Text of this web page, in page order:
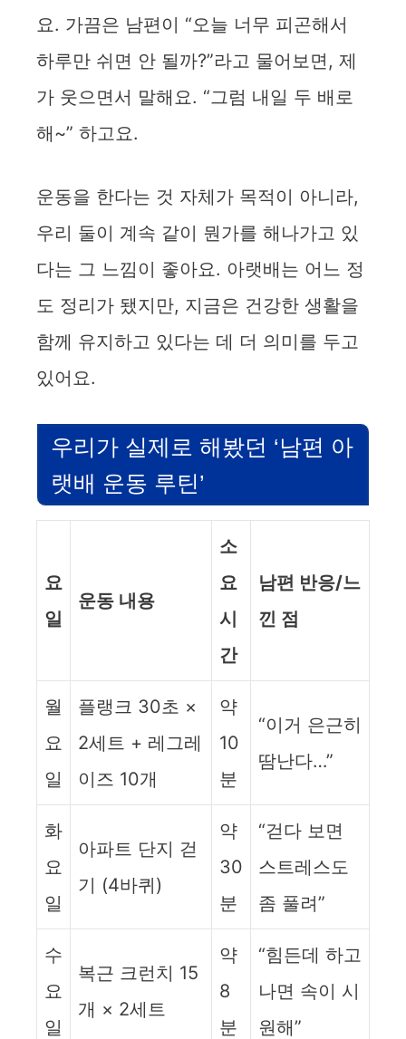
요. 가끔은 남편이 “오늘 너무 피곤해서
하루만 쉬면 안 될까?”라고 물어보면, 제
가 웃으면서 말해요. “그럼 내일 두 배로
해~” 하고요.
운동을 한다는 것 자체가 목적이 아니라,
우리 둘이 계속 같이 뭔가를 해나가고 있
다는 그 느낌이 좋아요. 아랫배는 어느 정
도 정리가 됐지만, 지금은 건강한 생활을
함께 유지하고 있다는 데 더 의미를 두고
있어요.
우리가 실제로 해봤던 ‘남편 아
랫배 운동 루틴’
요
일
운동 내용
소
요
시
간
남편 반응/느
낀 점
월
요
일
플랭크 30초 ×
2세트 + 레그레
이즈 10개
약
10
분
“이거 은근히
땀난다…”
화
요
일
아파트 단지 걷
기 (4바퀴)
약
30
분
“걷다 보면
스트레스도
좀 풀려”
수
요
일
복근 크런치 15
개 × 2세트
약
8
분
“힘든데 하고
나면 속이 시
원해”